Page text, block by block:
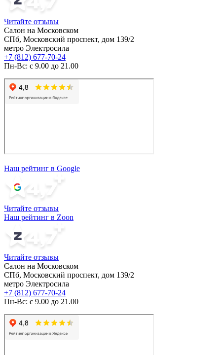
Читайте отзывы
Салон на Московском
СПб, Московский проспект, дом 139/2
метро Электросила
+7 (812) 677-70-24
Пн-Вс: с 9.00 до 21.00
Наш рейтинг в Google
Читайте отзывы
Наш рейтинг в Zoon
Читайте отзывы
Салон на Московском
СПб, Московский проспект, дом 139/2
метро Электросила
+7 (812) 677-70-24
Пн-Вс: с 9.00 до 21.00